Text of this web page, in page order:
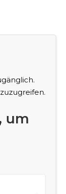
um